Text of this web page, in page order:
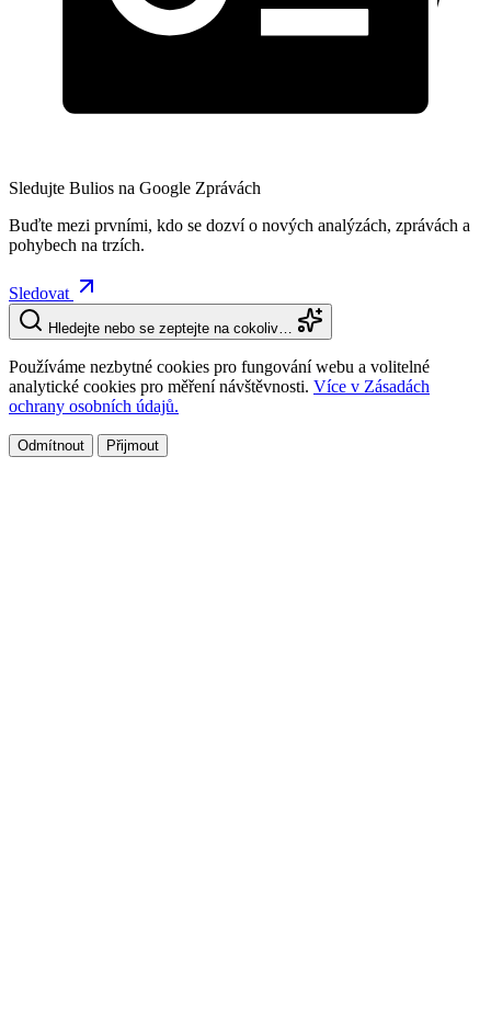
Sledujte Bulios na Google Zprávách
Buďte mezi prvními, kdo se dozví o nových analýzách, zprávách a
pohybech na trzích.
Sledovat
Hledejte nebo se zeptejte na cokoliv…
Používáme nezbytné cookies pro fungování webu a volitelné
analytické cookies pro měření návštěvnosti. Více v Zásadách
ochrany osobních údajů.
Odmítnout Přijmout